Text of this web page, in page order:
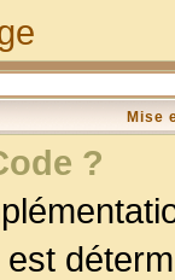
Mise
?